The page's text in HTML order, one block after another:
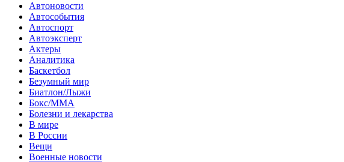
Автоновости
Автособытия
Автоспорт
Автоэксперт
Актеры
Аналитика
Баскетбол
Безумный мир
Биатлон/Лыжи
Бокс/MMA
Болезни и лекарства
В мире
В России
Вещи
Военные новости